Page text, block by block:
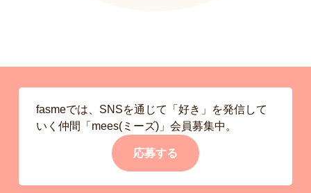
fasmeでは、SNSを通じて「好き」を発信して
いく仲間「mees(ミーズ)」会員募集中。
応募する